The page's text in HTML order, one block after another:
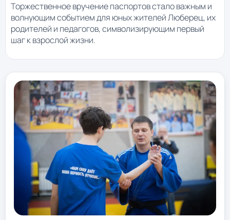
Торжественное вручение паспортов стало важным и
волнующим событием для юных жителей Люберец, их
родителей и педагогов, символизирующим первый
шаг к взрослой жизни.